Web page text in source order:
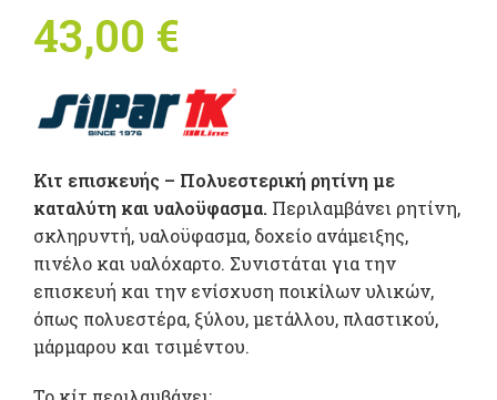
43,00 €
Κιτ επισκευής – Πολυεστερική ρητίνη με
καταλύτη και υαλοϋφασμα. Περιλαμβάνει ρητίνη,
σκληρυντή, υαλοϋφασμα, δοχείο ανάμειξης,
πινέλο και υαλόχαρτο. Συνιστάται για την
επισκευή και την ενίσχυση ποικίλων υλικών,
όπως πολυεστέρα, ξύλου, μετάλλου, πλαστικού,
μάρμαρου και τσιμέντου.